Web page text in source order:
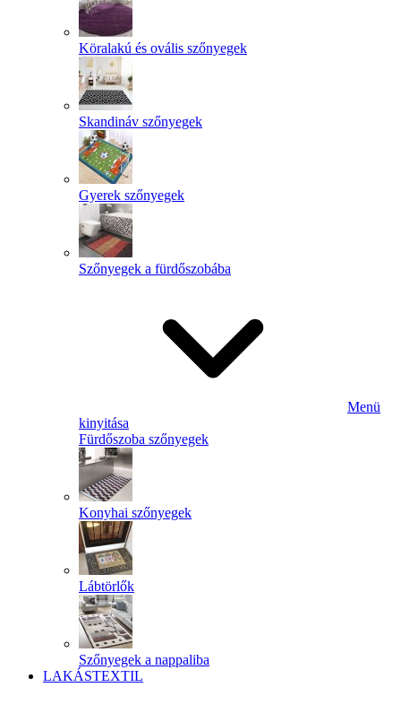
Köralakú és ovális szőnyegek
Skandináv szőnyegek
Gyerek szőnyegek
Szőnyegek a fürdőszobába
Menü
kinyitása
Fürdőszoba szőnyegek
Konyhai szőnyegek
Lábtörlők
Szőnyegek a nappaliba
LAKÁSTEXTIL